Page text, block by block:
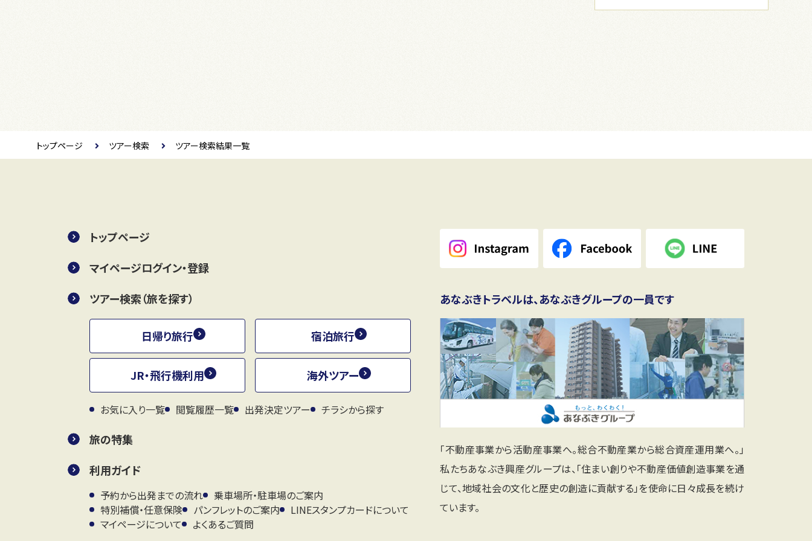
トップページ ツアー検索 ツアー検索結果一覧
トップページ
マイページログイン・登録
ツアー検索（旅を探す）
日帰り旅行 宿泊旅行
JR・飛行機利用 海外ツアー
お気に入り一覧 閲覧履歴一覧 出発決定ツアー チラシから探す
旅の特集
利用ガイド
予約から出発までの流れ
乗車場所・駐車場のご案内
特別補償・任意保険
パンフレットのご案内
LINEスタンプカードについて
マイページについて
よくあるご質問
あなぶきトラベルは、あなぶきグループの一員です
「不動産事業から活動産事業へ。総合不動産業から総合資産運用業へ。」
私たちあなぶき興産グループは、「住まい創りや不動産価値創造事業を通
じて、地域社会の文化と歴史の創造に貢献する」を使命に日々成長を続け
ています。